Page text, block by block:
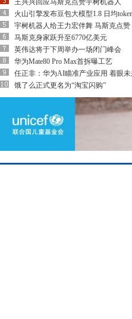
王兴兴回应马斯克点赞宇树机器人
火山引擎发布豆包大模型1.8 日均
宇树机器人给王力宏伴舞 马斯克点赞
马斯克身家跃升至6770亿美元
英伟达将于下周举办一场闭门峰会
华为Mate80 Pro Max首拆曝工艺
任正非：华为AI瞄准产业应用 着眼未
饿了么正式更名为“淘宝闪购”